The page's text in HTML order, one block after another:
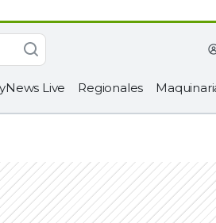
Live Regionales